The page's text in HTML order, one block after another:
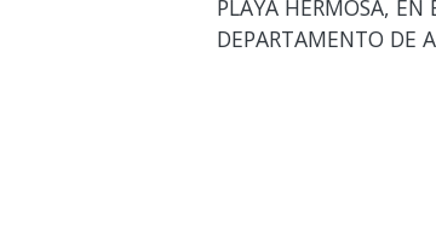
PLAYA HERMOSA, EN
DEPARTAMENTO DE